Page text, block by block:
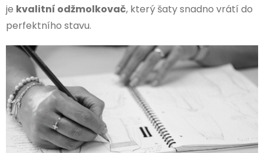
je kvalitní odžmolkovač, který šaty snadno vrátí do
perfektního stavu.